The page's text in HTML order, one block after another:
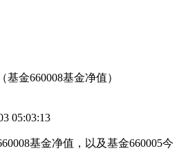
金660008基金净值）
05:03:13
基金净值，以及基金660005今